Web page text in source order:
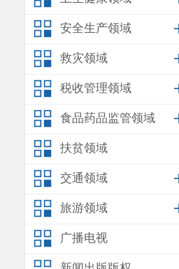
安全生产领域
救灾领域
税收管理领域
食品药品监管领域
扶贫领域
交通领域
旅游领域
广播电视